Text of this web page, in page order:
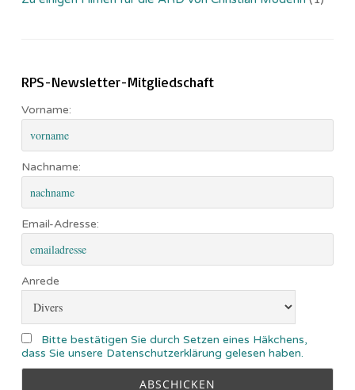
RPS-Newsletter-Mitgliedschaft
Vorname:
Nachname:
Email-Adresse:
Anrede
Bitte bestätigen Sie durch Setzen eines Häkchens,
dass Sie unsere Datenschutzerklärung gelesen haben.